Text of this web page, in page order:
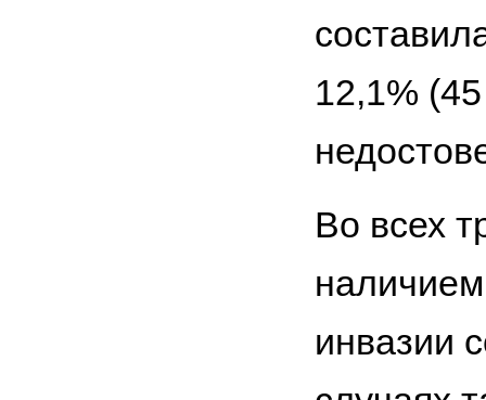
12,1%
Во всех
инвазии